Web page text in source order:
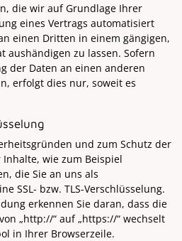
die wir auf Grundlage Ihrer
eines Vertrags automatisiert
einen Dritten in einem gängigen,
aushändigen zu lassen. Sofern
der Daten an einen anderen
erfolgt dies nur, soweit es
und zum Schutz der
wie zum Beispiel
die Sie an uns als
SSL- bzw. TLS-Verschlüsselung.
erkennen Sie daran, dass die
„http://“ auf „https://“ wechselt
in Ihrer Browserzeile.